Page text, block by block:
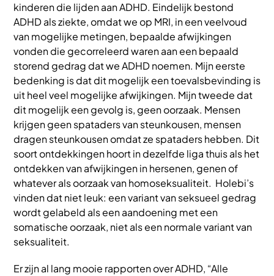
kinderen die lijden aan ADHD. Eindelijk bestond
ADHD als ziekte, omdat we op MRI, in een veelvoud
van mogelijke metingen, bepaalde afwijkingen
vonden die gecorreleerd waren aan een bepaald
storend gedrag dat we ADHD noemen. Mijn eerste
bedenking is dat dit mogelijk een toevalsbevinding is
uit heel veel mogelijke afwijkingen. Mijn tweede dat
dit mogelijk een gevolg is, geen oorzaak. Mensen
krijgen geen spataders van steunkousen, mensen
dragen steunkousen omdat ze spataders hebben. Dit
soort ontdekkingen hoort in dezelfde liga thuis als het
ontdekken van afwijkingen in hersenen, genen of
whatever als oorzaak van homoseksualiteit. Holebi’s
vinden dat niet leuk: een variant van seksueel gedrag
wordt gelabeld als een aandoening met een
somatische oorzaak, niet als een normale variant van
seksualiteit.
Er zijn al lang mooie rapporten over ADHD, “Alle